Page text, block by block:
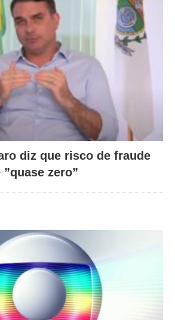
diz que risco de fraude
zero”